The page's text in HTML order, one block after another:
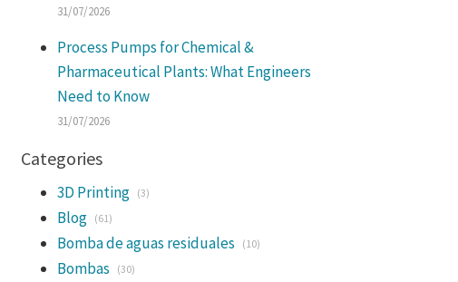
31/07/2026
Process Pumps for Chemical &
Pharmaceutical Plants: What Engineers
Need to Know
31/07/2026
Categories
3D Printing (3)
Blog (61)
Bomba de aguas residuales (10)
Bombas (30)